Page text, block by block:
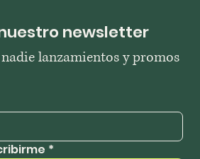
newsletter
lanzamientos y promos
*